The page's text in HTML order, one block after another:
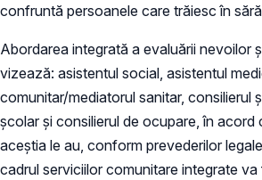
confruntă persoanele care trăiesc în
Abordarea integrată a evaluării nevoilor
vizează: asistentul social, asistentul
comunitar/mediatorul sanitar, consilierul
școlar și consilierul de ocupare, în acord
aceștia le au, conform prevederilor
cadrul serviciilor comunitare integrate